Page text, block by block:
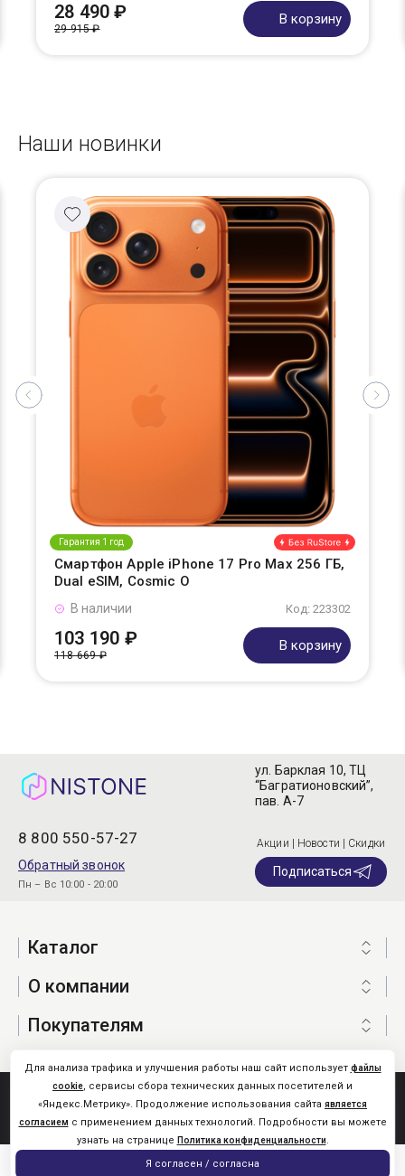
28 490 ₽
29 915 ₽
В корзину
Наши новинки
Гарантия 1 год
Смартфон Apple iPhone 17 Pro Max 256 ГБ,
Dual eSIM, Cosmic O
Код: 223302
В наличии
103 190 ₽
118 669 ₽
В корзину
8 800 550-57-27
Обратный звонок
Пн – Вс 10:00 - 20:00
ул. Барклая 10, ТЦ
“Багратионовский”,
пав. А-7
Акции | Новости | Скидки
Подписаться
Каталог
О компании
Покупателям
Nistone.Ru © 2026
Карта сайта
Для анализа трафика и улучшения работы наш сайт использует файлы
cookie, сервисы сбора технических данных посетителей и
«Яндекс.Метрику». Продолжение использования сайта является
согласием с применением данных технологий. Подробности вы можете
узнать на странице Политика конфиденциальности.
Я согласен / согласна